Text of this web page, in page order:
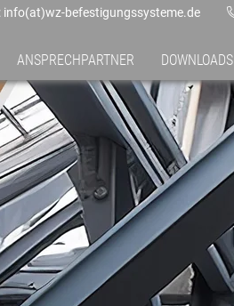
info(at)wz-befestigungssysteme.de
ANSPRECHPARTNER DOWNLOADS